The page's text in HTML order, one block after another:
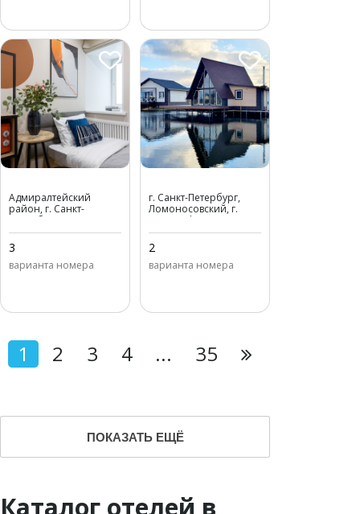
156
Адмиралтейский
район, г. Санкт-
Петербург,
набережная реки
Фонтанки, д. 156
3
варианта номера
г. Санкт-Петербург,
Ломоносовский, г.
Петергоф, ул. Санкт-
Петербург, ДНП
Затейливое ул.
Ромашковая, д. 17
2
варианта номера
1 2 3 4 ... 35
ПОКАЗАТЬ ЕЩЁ